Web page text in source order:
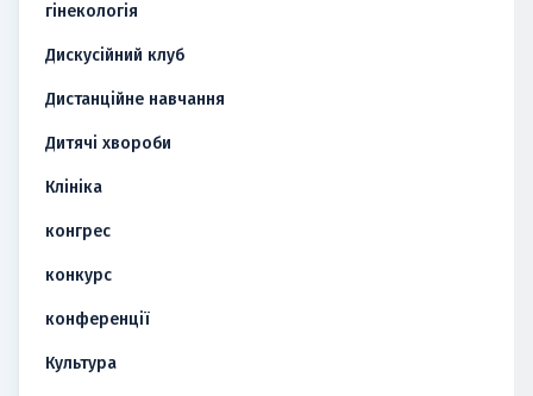
гінекологія
Дискусійний клуб
Дистанційне навчання
Дитячі хвороби
Клініка
конгрес
конкурс
конференції
Культура